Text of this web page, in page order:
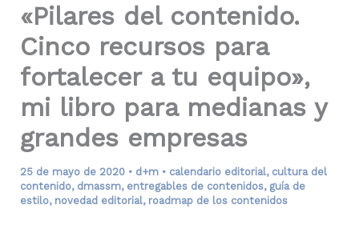
«Pilares del contenido.
Cinco recursos para
fortalecer a tu equipo»,
mi libro para medianas y
grandes empresas
25 de mayo de 2020 • d+m• calendario editorial, cultura del
contenido, dmassm, entregables de contenidos, guía de
estilo, novedad editorial, roadmap de los contenidos